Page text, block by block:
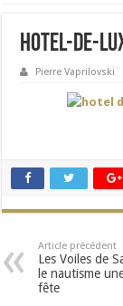
hotel-de-
Pierre Vaprilovski
Article précédent
Les Voiles de
le nautisme
fête